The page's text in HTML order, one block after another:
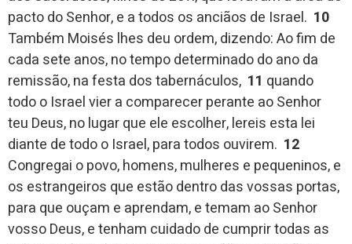
pacto do Senhor, e a todos os anciãos de Israel. 10
Também Moisés lhes deu ordem, dizendo: Ao fim de
cada sete anos, no tempo determinado do ano da
remissão, na festa dos tabernáculos, 11 quando
todo o Israel vier a comparecer perante ao Senhor
teu Deus, no lugar que ele escolher, lereis esta lei
diante de todo o Israel, para todos ouvirem. 12
Congregai o povo, homens, mulheres e pequeninos, e
os estrangeiros que estão dentro das vossas portas,
para que ouçam e aprendam, e temam ao Senhor
vosso Deus, e tenham cuidado de cumprir todas as